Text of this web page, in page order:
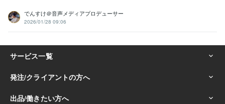
でんすけ＠音声メディアプロデューサー
2026/01/28 09:06